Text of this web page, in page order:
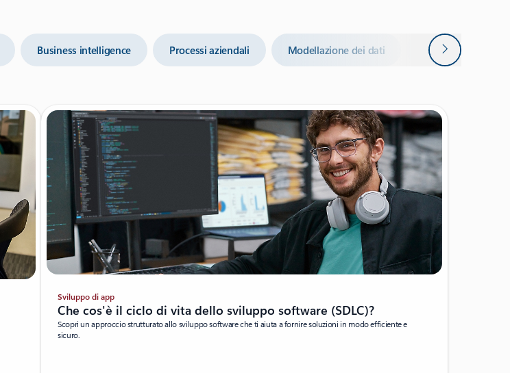
Business intelligence Processi aziendali Modellazione dei dati Condivisione di
Avanti
Sviluppo di app
Che cos'è il ciclo di vita dello sviluppo software (SDLC)?
Scopri un approccio strutturato allo sviluppo software che ti aiuta a fornire soluzioni in modo efficiente e
sicuro.